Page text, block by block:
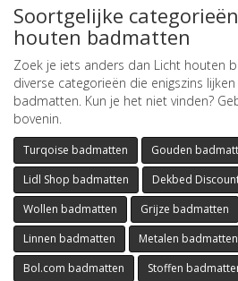
Soortgelijke
houten badmatten
Zoek je iets anders dan Licht houten
diverse categorieën die enigszins
badmatten. Kun je het niet vinden?
bovenin.
Turqoise badmatten Gouden
Lidl Shop badmatten
Dekbed
Wollen badmatten
Grijze badmatten
Linnen badmatten
Metalen badmatten
Bol.com badmatten
Stoffen